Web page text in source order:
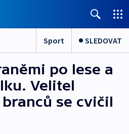
Sport SLEDOVAT
po lese a
Velitel
se cvičil